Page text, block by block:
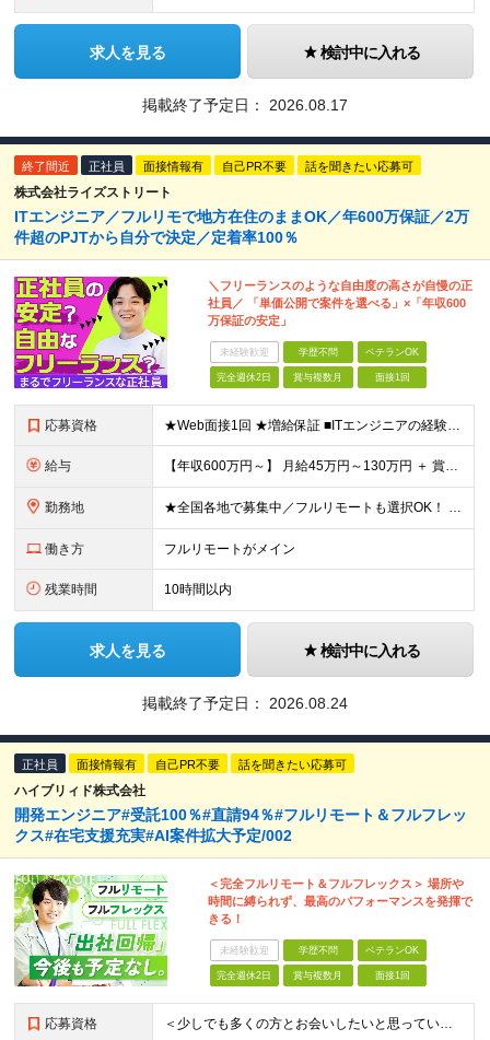
求人を見る 検討中に入れる
掲載終了予定日： 2026.08.17
終了間近 正社員 面接情報有 自己PR不要 話を聞きたい応募可
株式会社ライズストリート
ITエンジニア／フルリモで地方在住のままOK／年600万保証／2万
件超のPJTから自分で決定／定着率100％
＼フリーランスのような自由度の高さが自慢の正
社員／ 「単価公開で案件を選べる」×「年収600
万保証の安定」
未経験歓迎 学歴不問 ベテランOK
完全週休2日 賞与複数月 面接1回
応募資格 ★Web面接1回 ★増給保証 ■ITエンジニアの経験をお持ちの方（1年以上）※言語や担当フェーズは不問 ■学歴不問 ※ブランクのある方も歓迎！転職回数も問いません 【全国で活躍するエンジニアの定着
給与 【年収600万円～】 月給45万円～130万円 ＋ 賞与年2回（108万円～） ＋ 高還元（単価の80％～92％） ※残業代は1分単位で100％全額支給。サービス残業などは一切ありません ※試用期間6
勤務地 ★全国各地で募集中／フルリモートも選択OK！ ご自宅から通いやすい「全国のプロジェクト先」または「フルリモート・リモート」での勤務となります。 ※リモート実施率：96％ ※フルリモート勤務：多数実績
働き方 フルリモートがメイン
残業時間 10時間以内
求人を見る 検討中に入れる
掲載終了予定日： 2026.08.24
正社員 面接情報有 自己PR不要 話を聞きたい応募可
ハイブリィド株式会社
開発エンジニア#受託100％#直請94％#フルリモート＆フルフレッ
クス#在宅支援充実#AI案件拡大予定/002
＜完全フルリモート＆フルフレックス＞ 場所や
時間に縛られず、最高のパフォーマンスを発揮で
きる！
未経験歓迎 学歴不問 ベテランOK
完全週休2日 賞与複数月 面接1回
応募資格 ＜少しでも多くの方とお会いしたいと思っています！＞ ◆学歴不問 ◆詳細設計〜結合テストの一連の工程を独力で完遂できる方 ◆オブジェクト指向型のプログラミング言語（Java、C#、Pythonなど）を1